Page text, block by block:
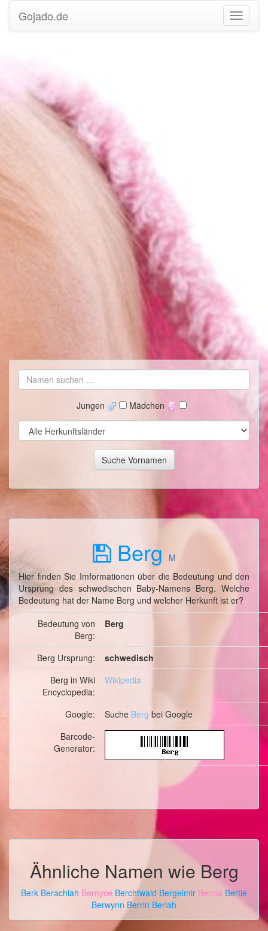
Gojado.de
Jungen Mädchen
Berg
M
Hier finden Sie Imformationen über die Bedeutung und den
Ursprung des schwedischen Baby-Namens Berg. Welche
Bedeutung hat der Name Berg und welcher Herkunft ist er?
Bedeutung von
Berg:
Berg
Berg Ursprung:
schwedisch
Berg in Wiki
Encyclopedia:
Wikipedia
Google: Suche Berg bei Google
Barcode-
Generator:
Ähnliche Namen wie Berg
Berk Berachiah Bernyce Berchtwald Bergelmir Bernia Bertie
Berwynn Berrin Beriah